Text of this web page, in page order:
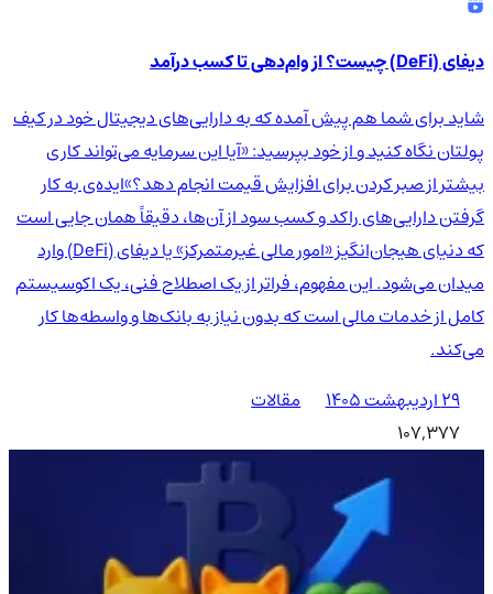
دیفای (DeFi) چیست؟ از وام‌دهی تا کسب درآمد
شاید برای شما هم پیش آمده که به دارایی‌های دیجیتال خود در کیف
پولتان نگاه کنید و از خود بپرسید: «آیا این سرمایه می‌تواند کاری
بیشتر از صبر کردن برای افزایش قیمت انجام دهد؟»ایده‌ی به کار
گرفتن دارایی‌های راکد و کسب سود از آن‌ها، دقیقاً همان جایی است
که دنیای هیجان‌انگیز «امور مالی غیرمتمرکز» یا دیفای (DeFi) وارد
میدان می‌شود. این مفهوم، فراتر از یک اصطلاح فنی، یک اکوسیستم
کامل از خدمات مالی است که بدون نیاز به بانک‌ها و واسطه‌ها کار
می‌کند.
۲۹ اردیبهشت ۱۴۰۵
مقالات
107,377